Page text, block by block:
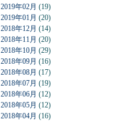
2019年02月 (19)
2019年01月 (20)
2018年12月 (14)
2018年11月 (20)
2018年10月 (29)
2018年09月 (16)
2018年08月 (17)
2018年07月 (19)
2018年06月 (12)
2018年05月 (12)
2018年04月 (16)